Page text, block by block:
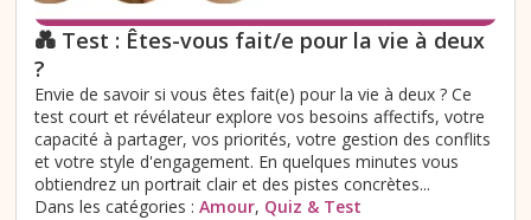
💑 Test : Êtes-vous fait/e pour la vie à deux
?
Envie de savoir si vous êtes fait(e) pour la vie à deux ? Ce
test court et révélateur explore vos besoins affectifs, votre
capacité à partager, vos priorités, votre gestion des conflits
et votre style d'engagement. En quelques minutes vous
obtiendrez un portrait clair et des pistes concrètes...
Dans les catégories : Amour, Quiz & Test